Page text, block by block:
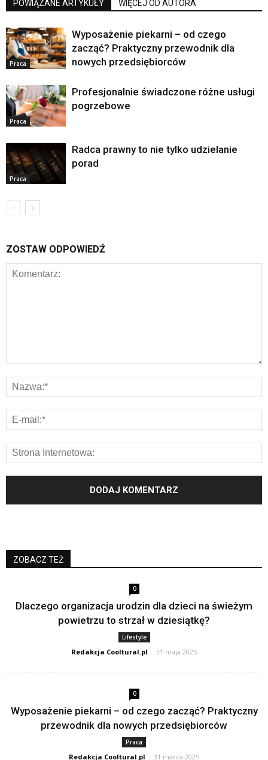
POWIĄZANE ARTYKUŁY WIĘCEJ OD AUTORA
Praca
Wyposażenie piekarni – od czego
zacząć? Praktyczny przewodnik dla
nowych przedsiębiorców
Praca
Profesjonalnie świadczone różne usługi
pogrzebowe
Praca
Radca prawny to nie tylko udzielanie
porad
ZOSTAW ODPOWIEDŹ
ZOBACZ TEŻ
0
Dlaczego organizacja urodzin dla dzieci na świeżym
powietrzu to strzał w dziesiątkę?
Lifestyle
Redakcja Cooltural.pl - 31 maja 2025
0
Wyposażenie piekarni – od czego zacząć? Praktyczny
przewodnik dla nowych przedsiębiorców
Praca
Redakcja Cooltural.pl - 31 marca 2025